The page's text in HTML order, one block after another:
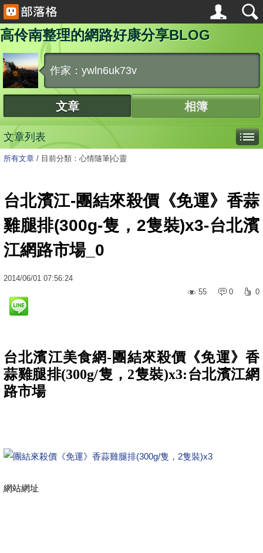
高伶南整理的網路好康分享BLOG
作家：ywln6uk73v
文章 相簿
文章列表
所有文章 / 目前分類：心情隨筆|心靈
台北濱江-團結來殺價《免運》香蒜
雞腿排(300g-隻，2隻裝)x3-台北濱
江網路市場_0
2014/06/01 07:56:24
55
0 0
台北濱江美食網-團結來殺價《免運》香
蒜雞腿排(300g/隻，2隻裝)x3:台北濱江網
路市場
網站網址